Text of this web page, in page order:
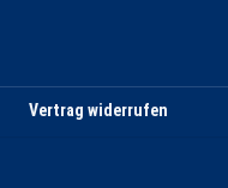
Vertrag widerrufen